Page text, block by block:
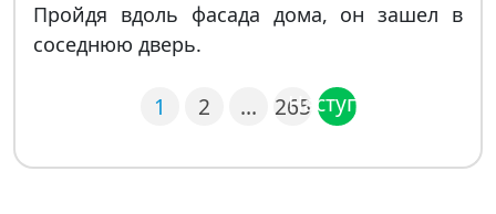
Пройдя вдоль фасада дома, он зашел в
соседнюю дверь.
1 2 … 265
Наступна